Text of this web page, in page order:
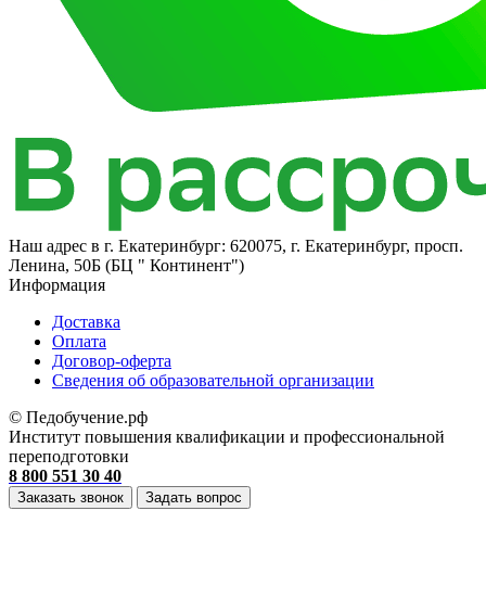
Наш адрес в г. Екатеринбург: 620075, г. Екатеринбург, просп.
Ленина, 50Б (БЦ " Континент")
Информация
Доставка
Оплата
Договор-оферта
Cведения об образовательной организации
© Педобучение.рф
Институт повышения квалификации и профессиональной
переподготовки
8 800 551 30 40
Заказать звонок Задать вопрос